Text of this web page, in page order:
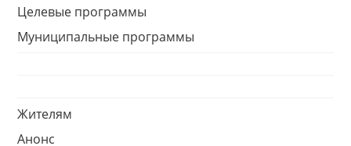
Целевые программы
Муниципальные программы
Жителям
Анонс